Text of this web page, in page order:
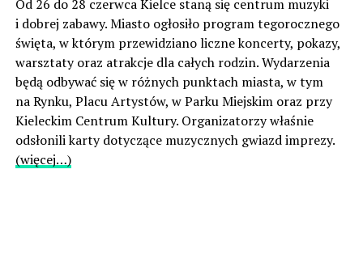
Od 26 do 28 czerwca Kielce staną się centrum muzyki
i dobrej zabawy. Miasto ogłosiło program tegorocznego
święta, w którym przewidziano liczne koncerty, pokazy,
warsztaty oraz atrakcje dla całych rodzin. Wydarzenia
będą odbywać się w różnych punktach miasta, w tym
na Rynku, Placu Artystów, w Parku Miejskim oraz przy
Kieleckim Centrum Kultury. Organizatorzy właśnie
odsłonili karty dotyczące muzycznych gwiazd imprezy.
(więcej…)